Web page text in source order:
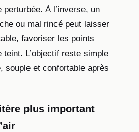
perturbée. À l’inverse, un
ou mal rincé peut laisser
favoriser les points
teint. L’objectif reste simple
souple et confortable après
plus important